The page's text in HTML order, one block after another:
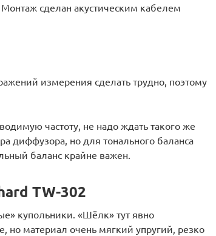
сделан акустическим кабелем
измерения сделать трудно, поэтому
частоту, не надо ждать такого же
диффузора, но для тонального баланса
баланс крайне важен.
TW-302
купольники. «Шёлк» тут явно
но материал очень мягкий упругий, резко